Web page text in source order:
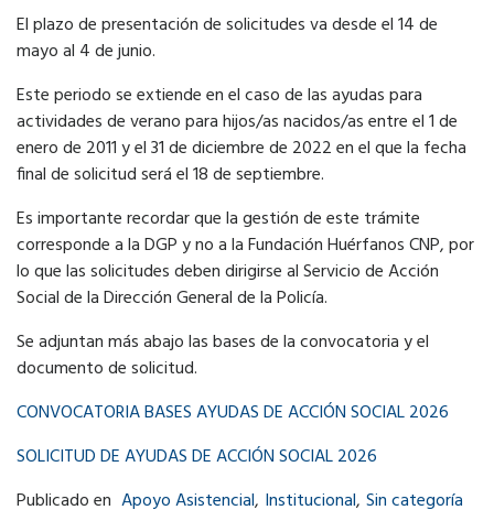
El plazo de presentación de solicitudes va desde el 14 de
mayo al 4 de junio.
Este periodo se extiende en el caso de las ayudas para
actividades de verano para hijos/as nacidos/as entre el 1 de
enero de 2011 y el 31 de diciembre de 2022 en el que la fecha
final de solicitud será el 18 de septiembre.
Es importante recordar que la gestión de este trámite
corresponde a la DGP y no a la Fundación Huérfanos CNP, por
lo que las solicitudes deben dirigirse al Servicio de Acción
Social de la Dirección General de la Policía.
Se adjuntan más abajo las bases de la convocatoria y el
documento de solicitud.
CONVOCATORIA BASES AYUDAS DE ACCIÓN SOCIAL 2026
SOLICITUD DE AYUDAS DE ACCIÓN SOCIAL 2026
Publicado en Apoyo Asistencial, Institucional, Sin categoría